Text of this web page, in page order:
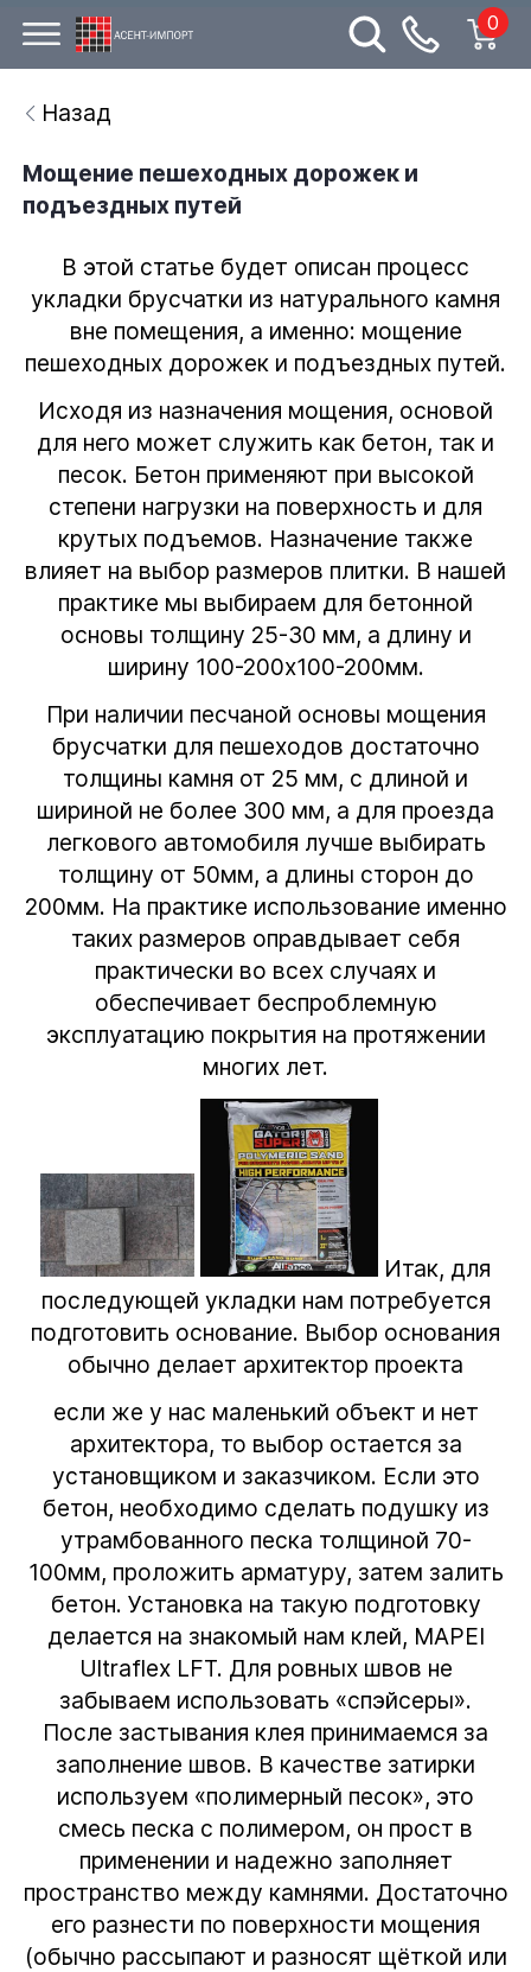
0
Назад
Мощение пешеходных дорожек и
подъездных путей
В этой статье будет описан процесс
укладки брусчатки из натурального камня
вне помещения, а именно: мощение
пешеходных дорожек и подъездных путей.
Исходя из назначения мощения, основой
для него может служить как бетон, так и
песок. Бетон применяют при высокой
степени нагрузки на поверхность и для
крутых подъемов. Назначение также
влияет на выбор размеров плитки. В нашей
практике мы выбираем для бетонной
основы толщину 25-30 мм, а длину и
ширину 100-200х100-200мм.
При наличии песчаной основы мощения
брусчатки для пешеходов достаточно
толщины камня от 25 мм, с длиной и
шириной не более 300 мм, а для проезда
легкового автомобиля лучше выбирать
толщину от 50мм, а длины сторон до
200мм. На практике использование именно
таких размеров оправдывает себя
практически во всех случаях и
обеспечивает беспроблемную
эксплуатацию покрытия на протяжении
многих лет.
Итак, для
последующей укладки нам потребуется
подготовить основание. Выбор основания
обычно делает архитектор проекта
если же у нас маленький объект и нет
архитектора, то выбор остается за
установщиком и заказчиком. Если это
бетон, необходимо сделать подушку из
утрамбованного песка толщиной 70-
100мм, проложить арматуру, затем залить
бетон. Установка на такую подготовку
делается на знакомый нам клей, MAPEI
Ultraflex LFT. Для ровных швов не
забываем использовать «спэйсеры».
После застывания клея принимаемся за
заполнение швов. В качестве затирки
используем «полимерный песок», это
смесь песка с полимером, он прост в
применении и надежно заполняет
пространство между камнями. Достаточно
его разнести по поверхности мощения
(обычно рассыпают и разносят щёткой или